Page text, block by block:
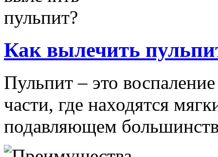
Как вылечить
Пульпит – это
части, где находятся
подавляющем